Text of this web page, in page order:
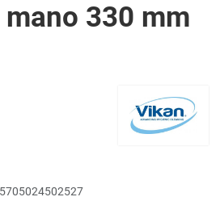
330 mm
5705024502527